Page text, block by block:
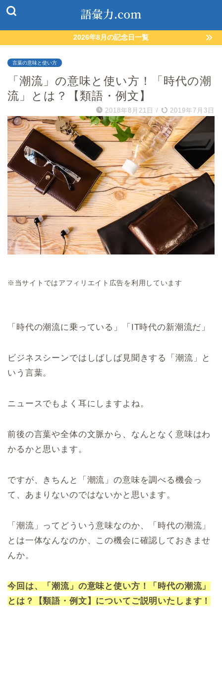
2026年8月の記念日一覧
言葉の意味と使い方
「潮流」の意味と使い方！「時代の潮
流」とは？【類語・例文】
2018年8月21日 / 2019年7月3日
※当サイトではアフィリエイト広告を利用しています
「時代の潮流に乗っている」「IT時代の新潮流だ」
ビジネスシーンではしばしば見聞きする「潮流」と
いう言葉。
ニュースでもよく耳にしますよね。
前後の言葉や全体の文脈から、なんとなく意味はわ
かるかと思います。
ですが、きちんと「潮流」の意味を調べる機会っ
て、あまりないのではないかと思います。
「潮流」ってどういう意味なのか、「時代の潮流」
とは一体なんなのか、この機会に確認しておきませ
んか。
今回は、「潮流」の意味と使い方！「時代の潮流」
とは？【類語・例文】についてご説明いたします！